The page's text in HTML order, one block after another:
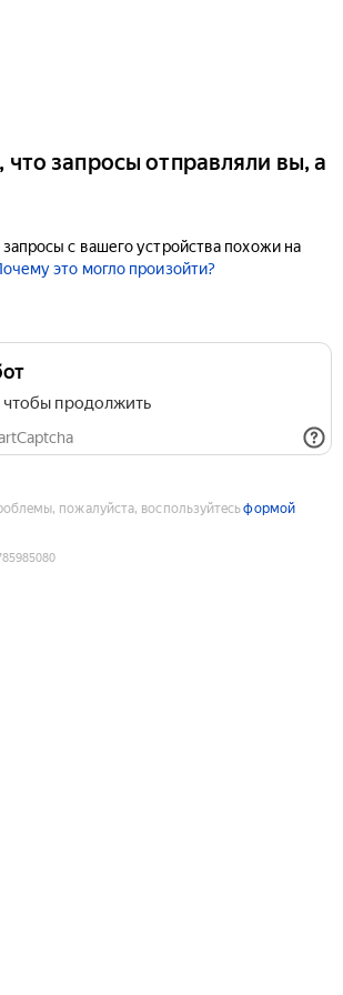
запросы отправляли вы, а
с вашего устройства похожи на
это могло произойти?
продолжить
пожалуйста, воспользуйтесьформой